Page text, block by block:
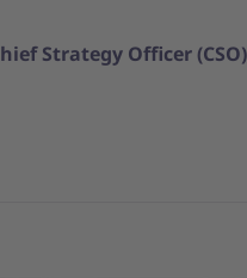
Strategy Officer